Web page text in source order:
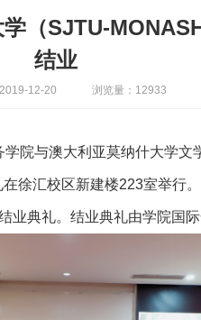
（SJTU-
结业
12-20 浏览量：12933
院与澳大利亚莫纳什大学文
徐汇校区新建楼223室举行
典礼。结业典礼由学院国